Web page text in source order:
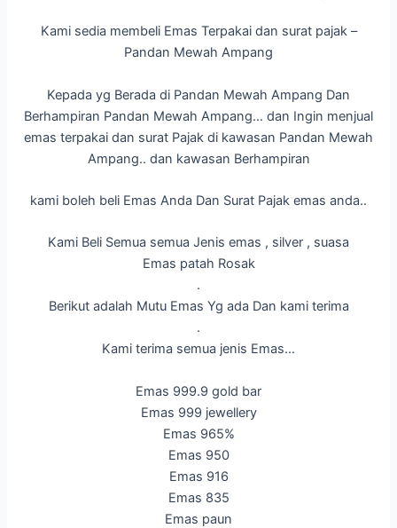
Kami sedia membeli Emas Terpakai dan surat pajak –
Pandan Mewah Ampang
Kepada yg Berada di Pandan Mewah Ampang Dan
Berhampiran Pandan Mewah Ampang… dan Ingin menjual
emas terpakai dan surat Pajak di kawasan Pandan Mewah
Ampang.. dan kawasan Berhampiran
kami boleh beli Emas Anda Dan Surat Pajak emas anda..
Kami Beli Semua semua Jenis emas , silver , suasa
Emas patah Rosak
.
Berikut adalah Mutu Emas Yg ada Dan kami terima
.
Kami terima semua jenis Emas…
Emas 999.9 gold bar
Emas 999 jewellery
Emas 965%
Emas 950
Emas 916
Emas 835
Emas paun